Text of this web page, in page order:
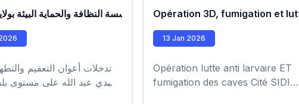
analyse du phytoplancton toxique
عمليات تدخل ميدانية من طرف عمال مؤسسة النظافة والحماية البيئة
تدخلات أعوان التعقيم
سيدي عبد الله على مستوى
Opération 3D, fumigation et
13 Jan 2026
Opération lutte anti larvaire ET
fumigation des caves Cité SIDI